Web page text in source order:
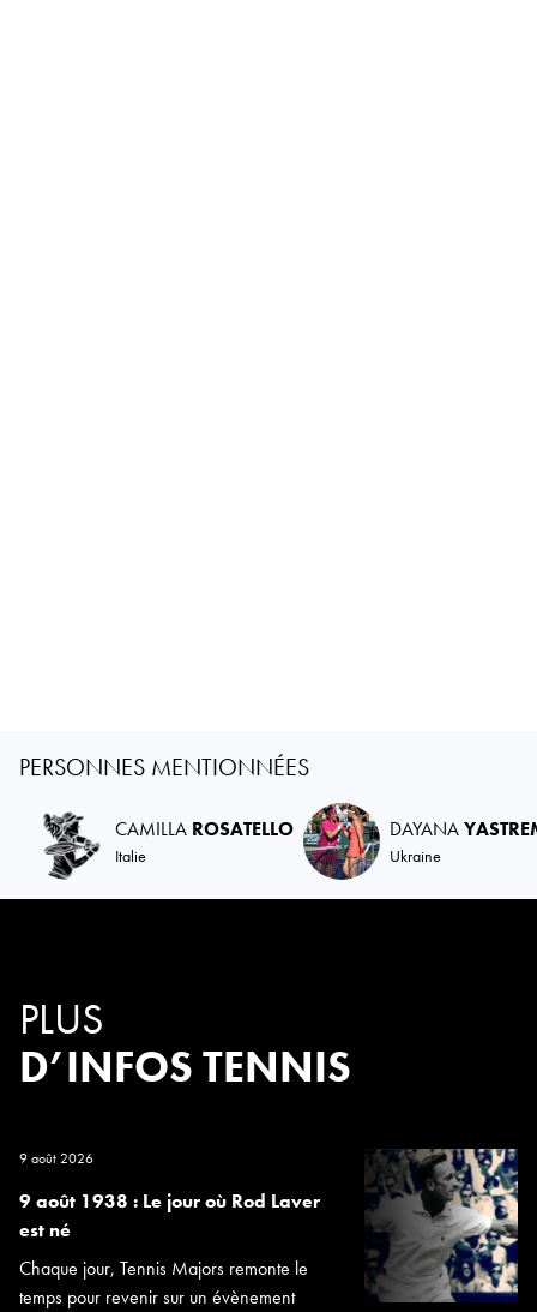
PERSONNES MENTIONNÉES
CAMILLA ROSATELLO
Italie
DAYANA
Ukraine
PLUS
D’INFOS TENNIS
9 août 2026
9 août 1938 : Le jour où Rod Laver
est né
Chaque jour, Tennis Majors remonte le
temps pour revenir sur un évènement